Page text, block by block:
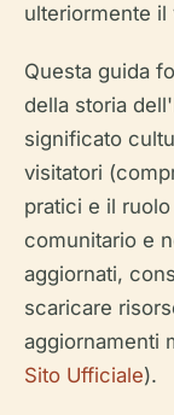
ulteriormente il
Questa guida
della storia
significato
visitatori
pratici e il
comunitario e
aggiornati,
scaricare
aggiornamenti
Sito Ufficiale).